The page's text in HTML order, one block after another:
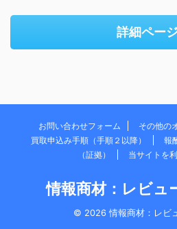
詳細ペー
お問い合わせフォーム その他の
買取申込み手順（手順２以降）
報
（証拠）
当サイトを
情報商材：レビュ
© 2026 情報商材：レビ